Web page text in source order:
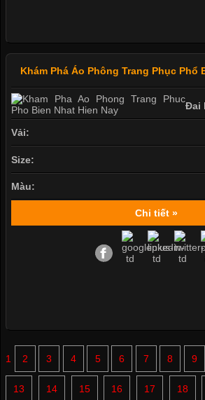
Khám Phá Áo Phông Trang Phục Phổ
Đai
Vải:
Size:
Màu:
Chi tiết »
1 2 3 4 5 6 7 8 9
13 14 15 16 17 18